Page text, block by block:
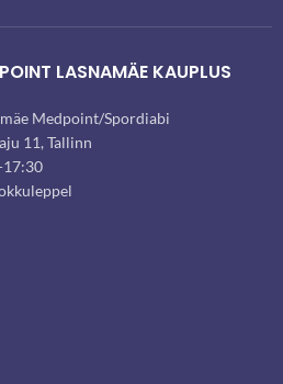
LASNAMÄE KAUPLUS
Medpoint/Spordiabi
11, Tallinn
17:30